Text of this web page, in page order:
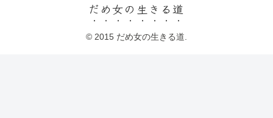
だめ女の生きる道
© 2015 だめ女の生きる道.